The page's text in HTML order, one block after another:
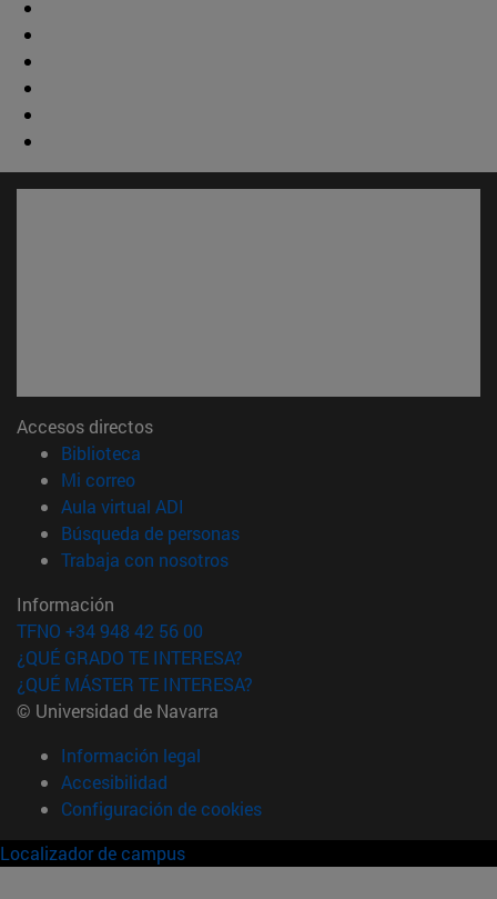
Accesos directos
Biblioteca
Mi correo(abre en nueva ventana)
Aula virtual ADI
Búsqueda de personas(abre en nueva ventana)
Trabaja con nosotros(abre en nueva ventana)
Información
TFNO +34 948 42 56 00
¿QUÉ GRADO TE INTERESA?
¿QUÉ MÁSTER TE INTERESA?
© Universidad de Navarra
Información legal
Accesibilidad
Configuración de cookies
Localizador de campus